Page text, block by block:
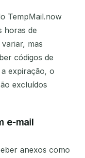
TempMail.now
horas de
mas
códigos de
expiração, o
excluídos
e-mail
anexos como